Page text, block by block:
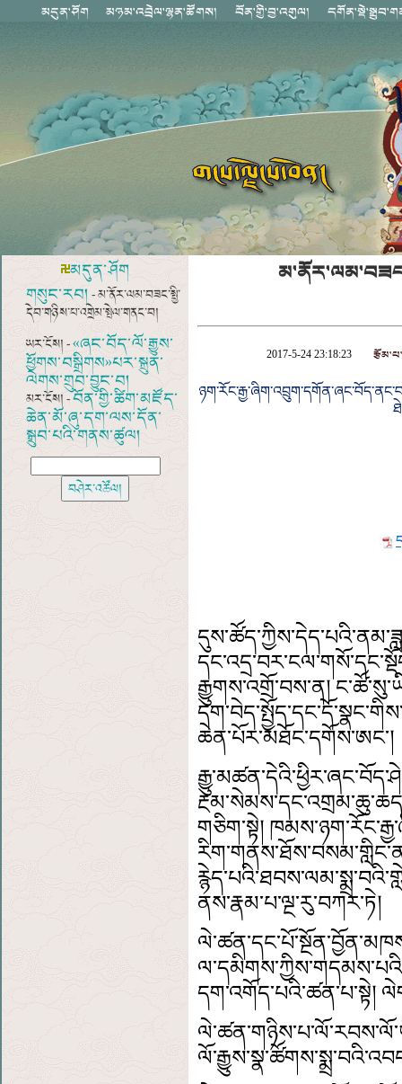
མདུན་ཤོག
གསུང་རབ། - མ་ནོར་ལམ་བཟང་སྤྱི་
དེབ་གཉིས་པ་འགྲེམ་སྤེལ་གནང་བ།
ཡར་ངོས། -«ཞང་བོད་ལོ་རྒྱུས་
ཕྱོགས་བསྒྲིགས»པར་སྐྲུན་
ལེགས་གྲུབ་བྱུང་བ།
མར་ངོས། -བོན་གྱི་ཚིག་མཛོད་
ཆེན་མོ་ཞུ་དག་ལས་དོན་
སྒྲུབ་པའི་གནས་ཚུལ།
2017-5-24 23:18:23
རྒྱུགས་འགྲོ་བས་ན།
ཆེན་པོར་མཐོང་དགོས་ཨང་།
གཅིག་སྟེ།
ནས་རྣམ་པ་ལྔ་རུ་བཀར་ཏེ།
དག་འགོད་པའི་ཚན་པ་སྟེ།